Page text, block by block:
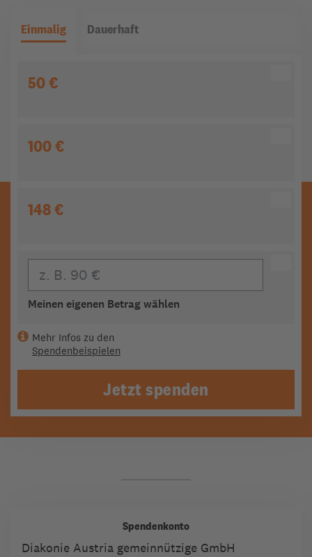
Einmalig Dauerhaft
50 €
100 €
148 €
Meinen eigenen Betrag wählen
Mehr Infos zu den
Spendenbeispielen
Jetzt spenden
Spendenkonto
Diakonie Austria gemeinnützige GmbH